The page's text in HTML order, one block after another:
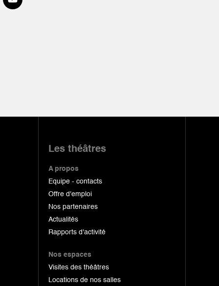
Les théâtres
A propos
Equipe - contacts
Offre d'emploi
Nos partenaires
Actualités
Rapports d'activité
Nos espaces
Visites des théâtres
Locations de nos salles